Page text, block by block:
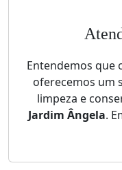
Entendemos que
oferecemos um
limpeza e
Jardim Ângela.